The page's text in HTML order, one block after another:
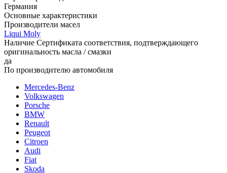
Германия
Основные характеристики
Производители масел
Liqui Moly
Наличие Сертификата соответствия, подтверждающего
оригинальность масла / смазки
да
По производителю автомобиля
Mercedes-Benz
Volkswagen
Porsche
BMW
Renault
Peugeot
Citroen
Audi
Fiat
Skoda